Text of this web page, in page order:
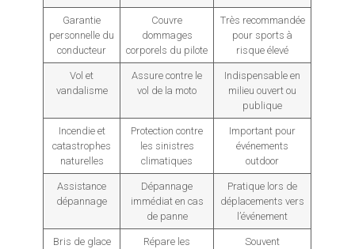
Garantie
personnelle du
conducteur
Couvre
dommages
corporels du pilote
Très recommandée
pour sports à
risque élevé
Vol et
vandalisme
Assure contre le
vol de la moto
Indispensable en
milieu ouvert ou
publique
Incendie et
catastrophes
naturelles
Protection contre
les sinistres
climatiques
Important pour
événements
outdoor
Assistance
dépannage
Dépannage
immédiat en cas
de panne
Pratique lors de
déplacements vers
l’événement
Bris de glace
Répare les
Souvent